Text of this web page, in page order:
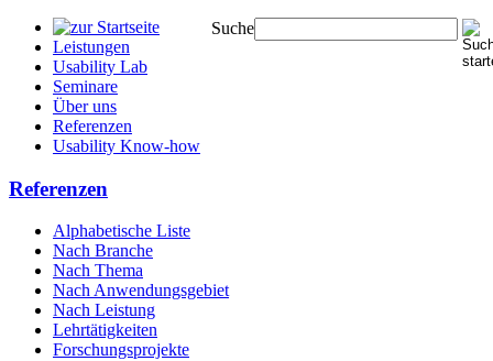
Suche
Leistungen
Usability Lab
Seminare
Über uns
Referenzen
Usability Know-how
Referenzen
Alphabetische Liste
Nach Branche
Nach Thema
Nach Anwendungsgebiet
Nach Leistung
Lehrtätigkeiten
Forschungsprojekte